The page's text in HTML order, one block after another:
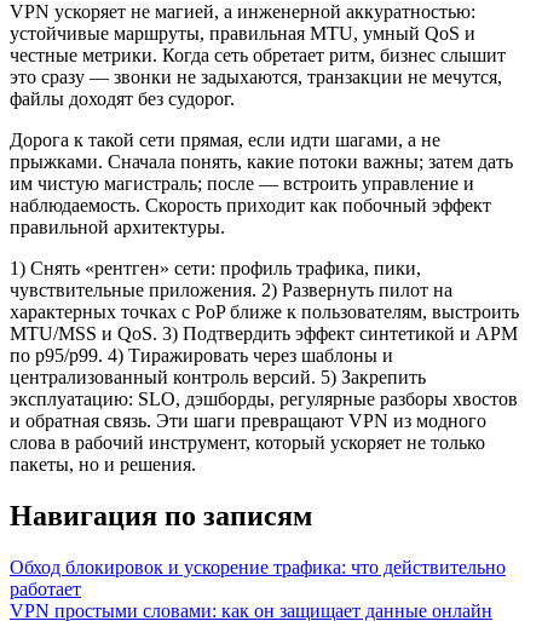
VPN ускоряет не магией, а инженерной аккуратностью:
устойчивые маршруты, правильная MTU, умный QoS и
честные метрики. Когда сеть обретает ритм, бизнес слышит
это сразу — звонки не задыхаются, транзакции не мечутся,
файлы доходят без судорог.
Дорога к такой сети прямая, если идти шагами, а не
прыжками. Сначала понять, какие потоки важны; затем дать
им чистую магистраль; после — встроить управление и
наблюдаемость. Скорость приходит как побочный эффект
правильной архитектуры.
1) Снять «рентген» сети: профиль трафика, пики,
чувствительные приложения. 2) Развернуть пилот на
характерных точках с PoP ближе к пользователям, выстроить
MTU/MSS и QoS. 3) Подтвердить эффект синтетикой и APM
по p95/p99. 4) Тиражировать через шаблоны и
централизованный контроль версий. 5) Закрепить
эксплуатацию: SLO, дэшборды, регулярные разборы хвостов
и обратная связь. Эти шаги превращают VPN из модного
слова в рабочий инструмент, который ускоряет не только
пакеты, но и решения.
Навигация по записям
Обход блокировок и ускорение трафика: что действительно
работает
VPN простыми словами: как он защищает данные онлайн